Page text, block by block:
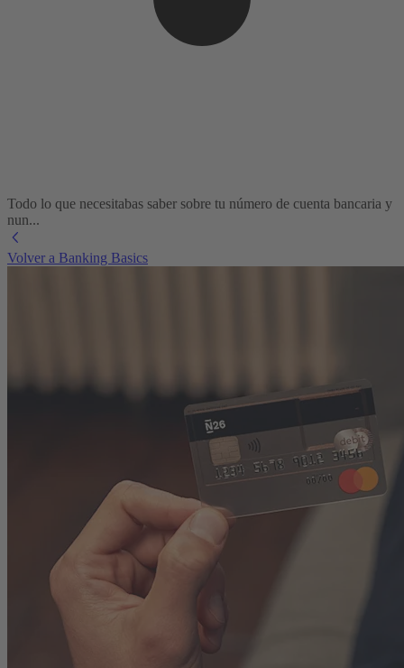
Todo lo que necesitabas saber sobre tu número de cuenta bancaria y
nun...
Volver a Banking Basics